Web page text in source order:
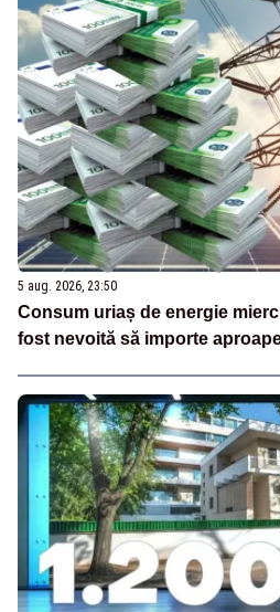
5 aug. 2026, 23:50
Consum uriaș de energie
fost nevoită să importe